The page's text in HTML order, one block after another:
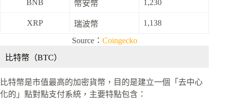
BNB 幣安幣 1,230
XRP 瑞波幣 1,138
Source： Coingecko
比特幣（BTC）
比特幣是市值最高的加密貨幣，目的是建立一個「去中心
化的」點對點支付系統，主要特點包含：